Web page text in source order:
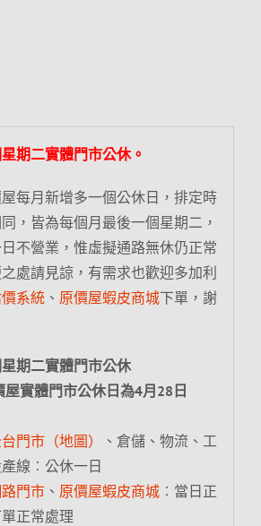
期二實體門市公休。
每月新增多一個公休日，排定時
，皆為每個月最後一個星期二，
不營業，惟虛擬通路無休仍正常
處請見諒，有需求也歡迎多加利
系統、 原價屋蝦皮商城下單，謝
期二實體門市公休
實體門市公休日為4月28日
門市（地圖）
、倉儲、物流、工
線︰公休一日
門市、 原價屋蝦皮商城︰當日正
正常處理